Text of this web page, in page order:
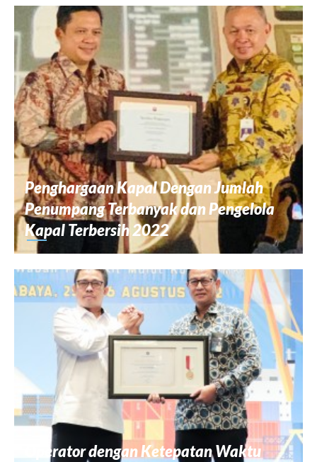
Penghargaan Kapal Dengan Jumlah
Penumpang Terbanyak dan Pengelola
Kapal Terbersih 2022
Operator dengan Ketepatan Waktu